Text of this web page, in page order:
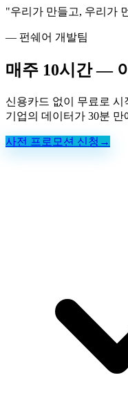
"우리가 만들고, 우리가
— 펀쉐어 개발팀
매주 10시간 —
신용카드 없이 무료로
기업의 데이터가 30분 만
사전 프로모션 신청 →